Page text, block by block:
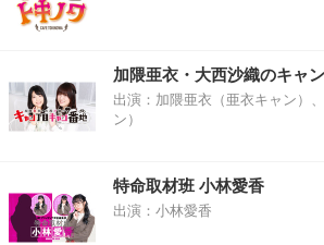
加隈亜衣・大西沙織のキャ
出演：加隈亜衣（亜衣キャン）
ン）
特命取材班 小林愛香
出演：小林愛香